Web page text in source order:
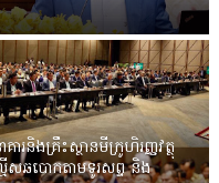
និងគ្រឹះស្ថានមីក្រូហិរញ្ញវត្ថុ
ើសឆបោកតាមទូរសព្ទ និង